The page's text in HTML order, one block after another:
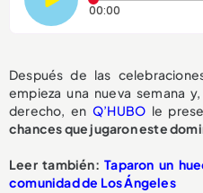
00:00 Tiempo
Después de las
empieza una nueva semana
derecho, en Q’HUBO le
chances que jugaron este
Leer también:Taparon un
comunidad de Los Ángeles